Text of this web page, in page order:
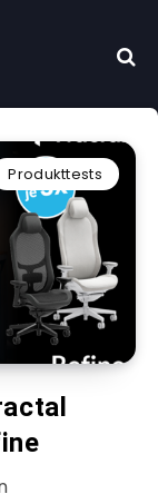
Produkttests